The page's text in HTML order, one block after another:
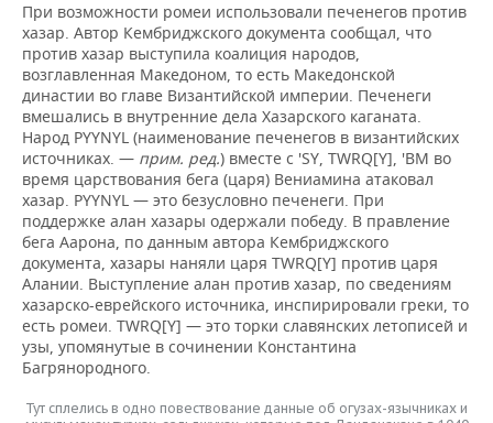
При возможности ромеи использовали печенегов против
хазар. Автор Кембриджского документа сообщал, что
против хазар выступила коалиция народов,
возглавленная Македоном, то есть Македонской
династии во главе Византийской империи. Печенеги
вмешались в внутренние дела Хазарского каганата.
Народ PYYNYL (наименование печенегов в византийских
источниках. — прим. ред.) вместе с 'SY, TWRQ[Y], 'BM во
время царствования бега (царя) Вениамина атаковал
хазар. PYYNYL — это безусловно печенеги. При
поддержке алан хазары одержали победу. В правление
бега Аарона, по данным автора Кембриджского
документа, хазары наняли царя TWRQ[Y] против царя
Алании. Выступление алан против хазар, по сведениям
хазарско-еврейского источника, инспирировали греки, то
есть ромеи. TWRQ[Y] — это торки славянских летописей и
узы, упомянутые в сочинении Константина
Багрянородного.
Тут сплелись в одно повествование данные об огузах-язычниках и